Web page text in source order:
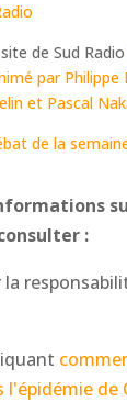
de Sud Radio
par Philippe
et Pascal
de la
:
l'épidémie